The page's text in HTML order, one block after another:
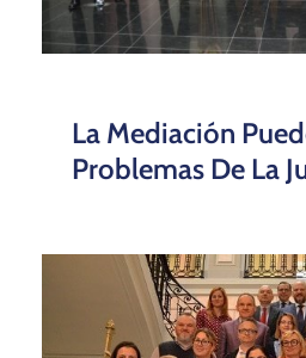
La Mediación
Problemas De La